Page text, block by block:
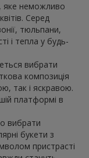
яке неможливо
Серед
тюльпани,
і тепла у будь-
вибрати
композиція
так і яскравою.
платформі в
вибрати
букети з
пристрасті